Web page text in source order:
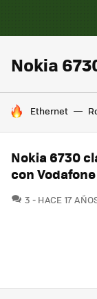
Nokia
HOY SE HABLA
Ethernet
Nokia 6730
con Vodafone
3 COMENTARIOS
HACE 17